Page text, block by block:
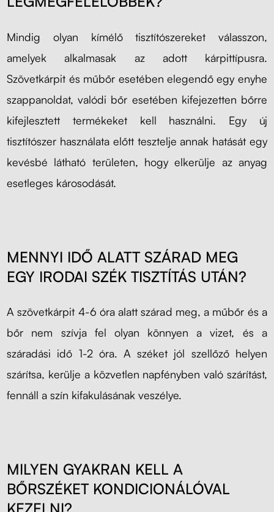
Mindig olyan kímélő tisztítószereket válasszon,
amelyek alkalmasak az adott kárpittípusra.
Szövetkárpit és műbőr esetében elegendő egy enyhe
szappanoldat, valódi bőr esetében kifejezetten bőrre
kifejlesztett termékeket kell használni. Egy új
tisztítószer használata előtt tesztelje annak hatását egy
kevésbé látható területen, hogy elkerülje az anyag
esetleges károsodását.
MENNYI IDŐ ALATT SZÁRAD MEG
EGY IRODAI SZÉK TISZTÍTÁS UTÁN?
A szövetkárpit 4-6 óra alatt szárad meg, a műbőr és a
bőr nem szívja fel olyan könnyen a vizet, és a
száradási idő 1-2 óra. A széket jól szellőző helyen
szárítsa, kerülje a közvetlen napfényben való szárítást,
fennáll a szín kifakulásának veszélye.
MILYEN GYAKRAN KELL A
BŐRSZÉKET KONDICIONÁLÓVAL